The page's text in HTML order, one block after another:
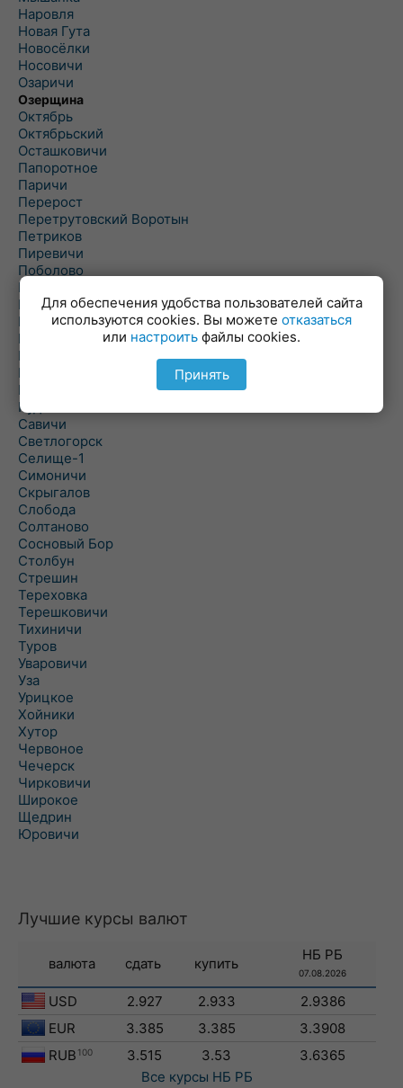
Наровля
Новая Гута
Новосёлки
Носовичи
Озаричи
Озерщина
Октябрь
Октябрьский
Осташковичи
Папоротное
Паричи
Перерост
Перетрутовский Воротын
Петриков
Пиревичи
Поболово
Поколюбичи
Полесье
Птичь
Речица
Ровенская Слобода
Рогачев
Рогинь
Рудня
Савичи
Светлогорск
Селище-1
Симоничи
Скрыгалов
Слобода
Солтаново
Сосновый Бор
Столбун
Стрешин
Тереховка
Терешковичи
Тихиничи
Туров
Уваровичи
Уза
Урицкое
Хойники
Хутор
Червоное
Чечерск
Чирковичи
Широкое
Щедрин
Юровичи
Лучшие курсы валют
валюта сдать купить
НБ РБ
07.08.2026
USD 2.927 2.933
2.9386
EUR
3.385 3.385
3.3908
RUB 100 3.515 3.53
3.6365
Все курсы НБ РБ
Для обеспечения удобства пользователей сайта
используются cookies. Вы можете отказаться
или настроить файлы cookies.
Принять